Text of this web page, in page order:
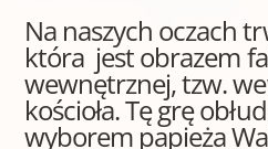
Na naszych oczach
która jest obrazem
wewnętrznej, tzw.
kościoła. Tę grę
wyborem papieża